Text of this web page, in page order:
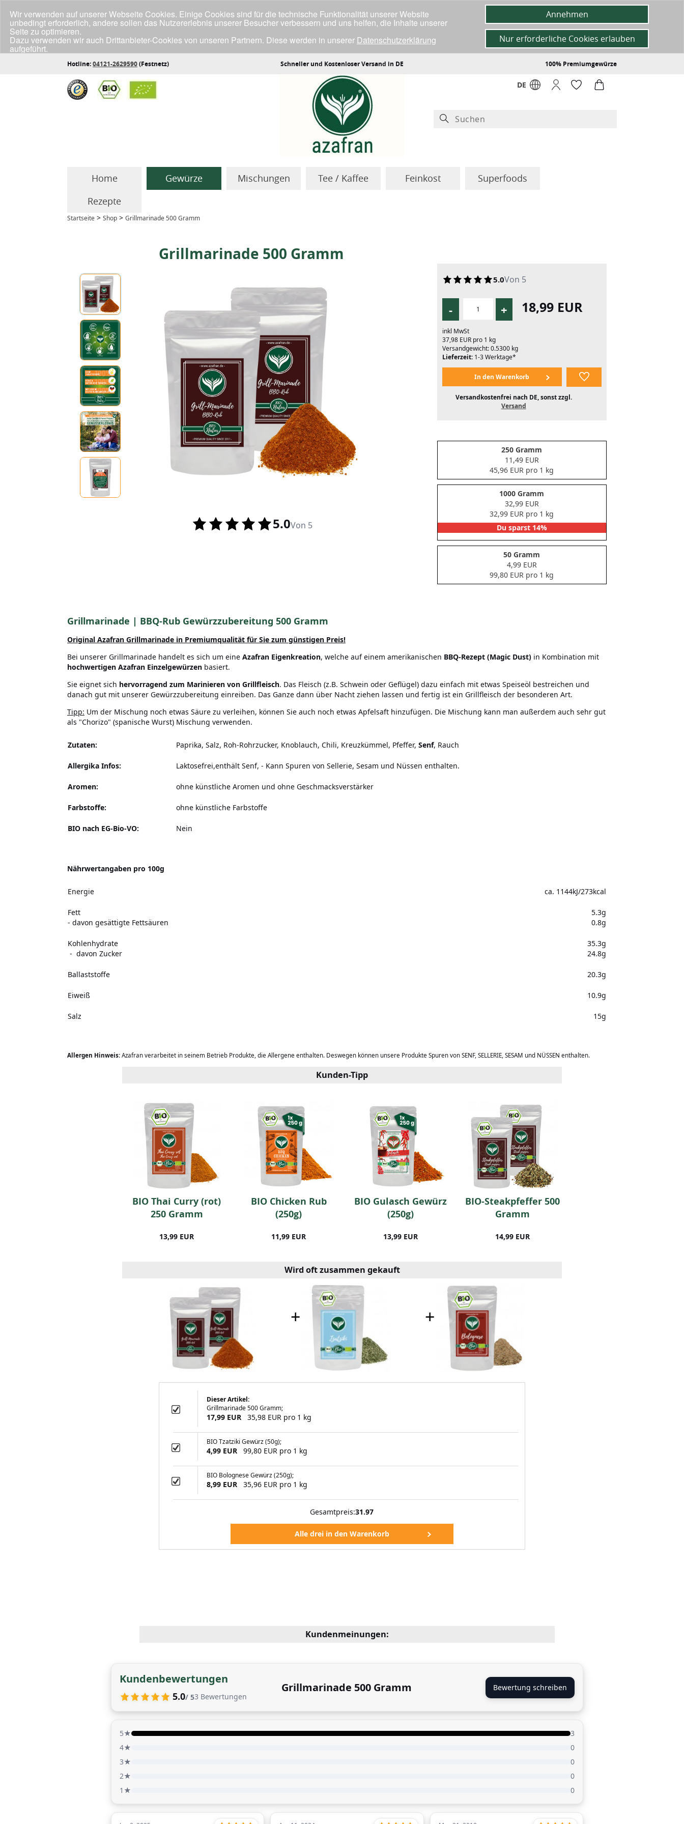
Hotline:04121-2629590(Festnetz) Schneller und Kostenloser Versand in DE 100% Premiumgewürze
DE
Home Gewürze Mischungen Tee / Kaffee Feinkost
Superfoods
Rezepte
Startseite > Shop > Grillmarinade 500 Gramm
Grillmarinade 500 Gramm
5.0Von 5
5.0Von 5
- + 18,99 EUR
inkl MwSt
37,98 EUR pro 1 kg
Versandgewicht: 0.5300 kg
Lieferzeit:1-3 Werktage*
Versandkostenfrei nach DE, sonst zzgl.
Versand
250 Gramm
11,49 EUR
45,96 EUR pro 1 kg
1000 Gramm
32,99 EUR
32,99 EUR pro 1 kg
Du sparst 14%
50 Gramm
4,99 EUR
99,80 EUR pro 1 kg
Grillmarinade | BBQ-Rub Gewürzzubereitung 500 Gramm
Original Azafran Grillmarinade in Premiumqualität für Sie zum günstigen Preis!
Bei unserer Grillmarinade handelt es sich um eine Azafran Eigenkreation, welche auf einem amerikanischen BBQ-Rezept (Magic Dust) in Kombination mit
hochwertigen Azafran Einzelgewürzen basiert.
Sie eignet sich hervorragend zum Marinieren von Grillfleisch. Das Fleisch (z.B. Schwein oder Geflügel) dazu einfach mit etwas Speiseöl bestreichen und
danach gut mit unserer Gewürzzubereitung einreiben. Das Ganze dann über Nacht ziehen lassen und fertig ist ein Grillfleisch der besonderen Art.
Tipp: Um der Mischung noch etwas Säure zu verleihen, können Sie auch noch etwas Apfelsaft hinzufügen. Die Mischung kann man außerdem auch sehr gut
als "Chorizo" (spanische Wurst) Mischung verwenden.
Zutaten: Paprika, Salz, Roh-Rohrzucker, Knoblauch, Chili, Kreuzkümmel, Pfeffer, Senf, Rauch
Allergika Infos: Laktosefrei,enthält Senf, - Kann Spuren von Sellerie, Sesam und Nüssen enthalten.
Aromen: ohne künstliche Aromen und ohne Geschmacksverstärker
Farbstoffe: ohne künstliche Farbstoffe
BIO nach EG-Bio-VO: Nein
Nährwertangaben pro 100g
Energie ca. 1144kJ/273kcal
Fett
- davon gesättigte Fettsäuren
5.3g
0.8g
Kohlenhydrate
- davon Zucker
35.3g
24.8g
Ballaststoffe 20.3g
Eiweiß 10.9g
Salz 15g
Allergen Hinweis: Azafran verarbeitet in seinem Betrieb Produkte, die Allergene enthalten. Deswegen können unsere Produkte Spuren von SENF, SELLERIE, SESAM und NÜSSEN enthalten.
Kunden-Tipp
BIO Thai Curry (rot)
250 Gramm
13,99 EUR
BIO Chicken Rub
(250g)
11,99 EUR
BIO Gulasch Gewürz
(250g)
13,99 EUR
BIO-Steakpfeffer 500
Gramm
14,99 EUR
Wird oft zusammen gekauft
+ +
Dieser Artikel:
Grillmarinade 500 Gramm;
17,99 EUR 35,98 EUR pro 1 kg
BIO Tzatziki Gewürz (50g);
4,99 EUR 99,80 EUR pro 1 kg
BIO Bolognese Gewürz (250g);
8,99 EUR 35,96 EUR pro 1 kg
Gesamtpreis:31.97
Kundenmeinungen:
Kundenbewertungen
5.0/ 53 Bewertungen
Grillmarinade 500 Gramm Bewertung schreiben
5★
3
4★
0
3★
0
2★
0
1★
0
Wir verwenden auf unserer Webseite Cookies. Einige Cookies sind für die technische Funktionalität unserer Website
unbedingt erforderlich, andere sollen das Nutzererlebnis unserer Besucher verbessern und uns helfen, die Inhalte unserer
Seite zu optimieren.
Dazu verwenden wir auch Drittanbieter-Cookies von unseren Partnern. Diese werden in unserer Datenschutzerklärung
aufgeführt.
Klicke unten auf "Annehmen", wenn du mit der Verwendung aller Cookies einverstanden bist.
Annehmen
Nur erforderliche Cookies erlauben